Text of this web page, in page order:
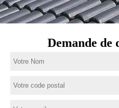
Demande de